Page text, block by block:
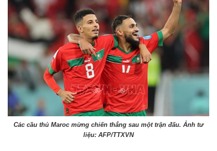
Các cầu thủ Maroc mừng chiến thắng sau một trận đấu. Ảnh tư
liệu: AFP/TTXVN